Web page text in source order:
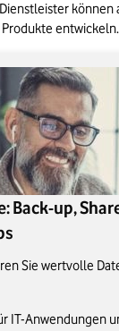
können
entwickeln.
Back-up,
Sie wertvolle
IT-Anwendungen